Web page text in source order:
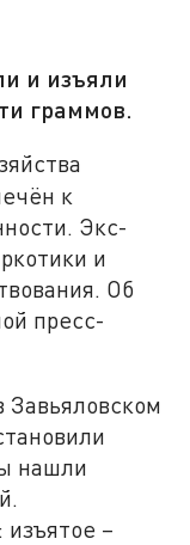
и изъяли
граммов.
к
Экс-
и
Об
пресс-
Завьяловском
нашли
–